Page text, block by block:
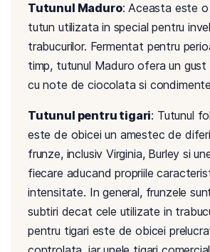
Tutunul Maduro: Aceasta este
tutun utilizata in special pentru
trabucurilor. Fermentat pentru
timp, tutunul Maduro ofera un
cu note de ciocolata si
Tutunul pentru tigari: Tutunul
este de obicei un amestec de
frunze, inclusiv Virginia, Burley si
fiecare aducand propriile
intensitate. In general, frunzele
subtiri decat cele utilizate in
pentru tigari este de obicei